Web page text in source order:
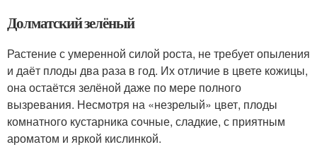
Долматский зелёный
Растение с умеренной силой роста, не требует опыления
и даёт плоды два раза в год. Их отличие в цвете кожицы,
она остаётся зелёной даже по мере полного
вызревания. Несмотря на «незрелый» цвет, плоды
комнатного кустарника сочные, сладкие, с приятным
ароматом и яркой кислинкой.